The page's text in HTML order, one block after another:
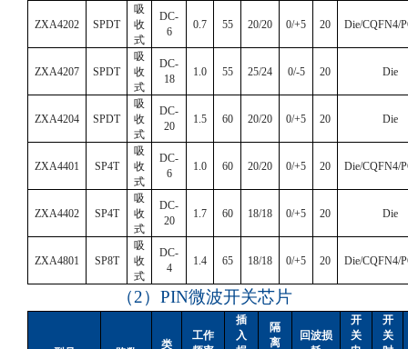
ZXA4202 SPDT
吸
收
式
DC-
6
0.7 55 20/20 0/+5 20 Die/CQFN4/
ZXA4207 SPDT
吸
收
式
DC-
18
1.0 55 25/24 0/-5 20 Die
ZXA4204 SPDT
吸
收
式
DC-
20
1.5 60 20/20 0/+5 20 Die
ZXA4401 SP4T
吸
收
式
DC-
6
1.0 60 20/20 0/+5 20 Die/CQFN4/
ZXA4402 SP4T
吸
收
式
DC-
20
1.7 60 18/18 0/+5 20 Die
ZXA4801 SP8T
吸
收
式
DC-
4
1.4 65 18/18 0/+5 20 Die/CQFN4/
（2） PIN微波开关芯片
类
工作
插
入
隔
离
回波损
开
关
开
关